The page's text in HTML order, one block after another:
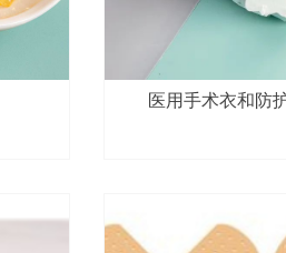
医用手术衣和防